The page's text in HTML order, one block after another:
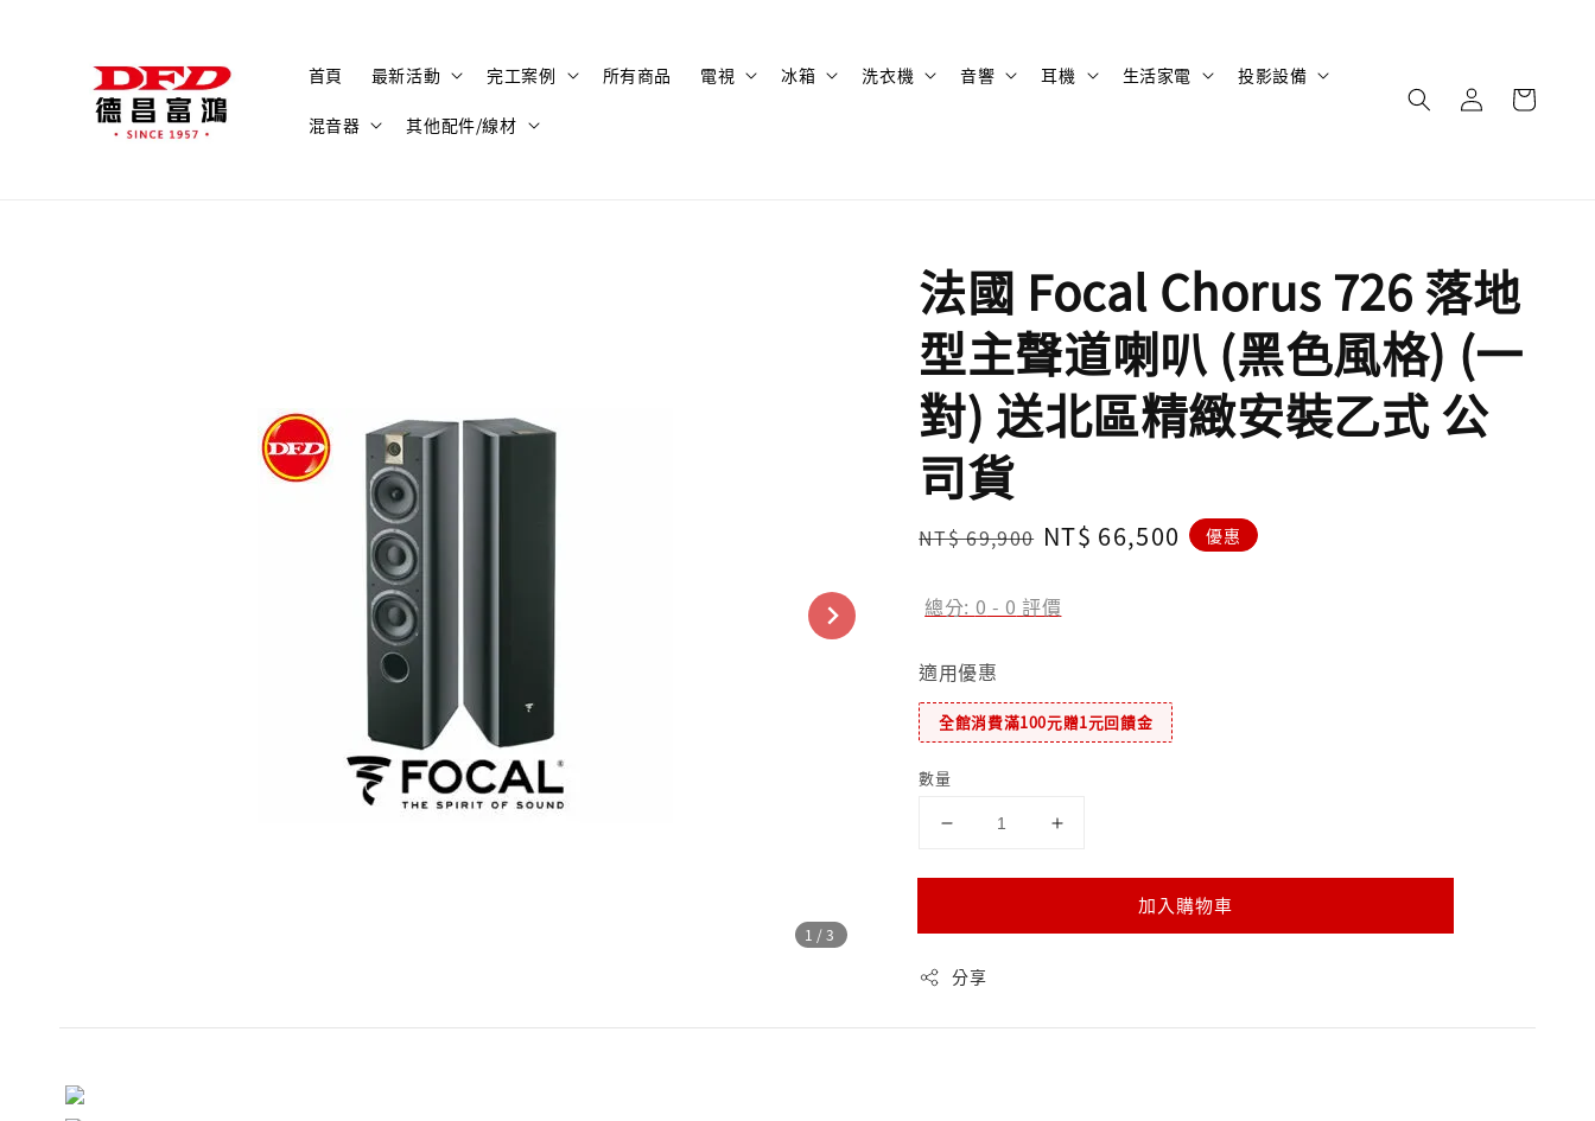
首頁 最新活動 完工案例 所有商品 電視 冰箱 洗衣機 音響 耳機 生活家電 投影設備
混音器 其他配件/線材
1 /3
法國 Focal Chorus 726 落地
型主聲道喇叭 (黑色風格) (一
對) 送北區精緻安裝乙式 公
司貨
Regular
NT$ 69,900 Sale
NT$ 66,500 優惠
總分: 0 - 0 評價
適用優惠
全館消費滿100元贈1元回饋金
數量
加入購物車
分享